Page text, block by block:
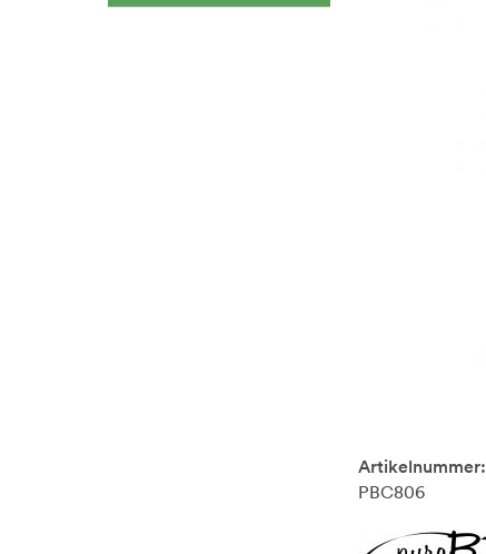
Artikelnummer:
PBC806